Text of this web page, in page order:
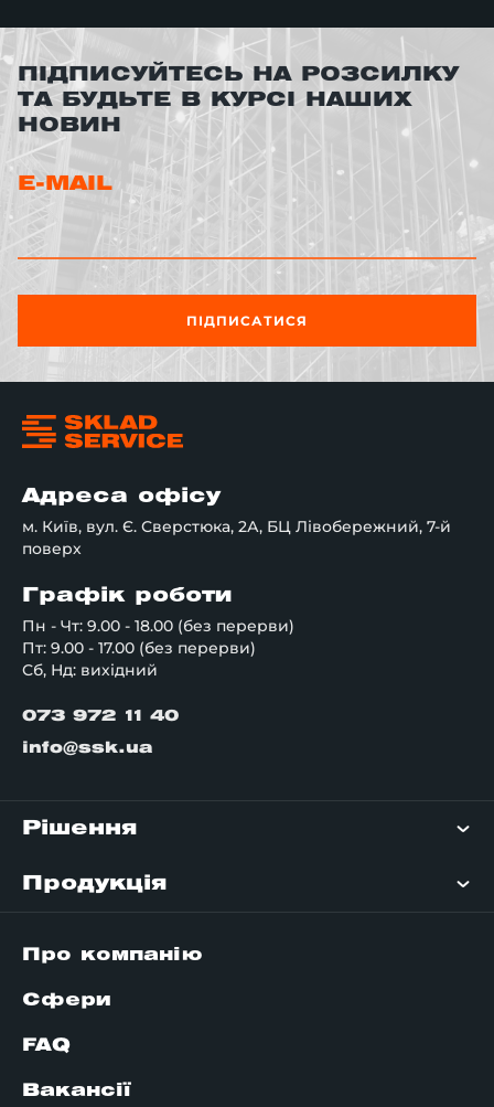
ПІДПИСУЙТЕСЬ НА РОЗСИЛКУ
ТА БУДЬТЕ В КУРСІ НАШИХ
НОВИН
E-MAIL
ПІДПИСАТИСЯ
Адреса офісу
м. Київ, вул. Є. Сверстюка, 2А, БЦ Лівобережний, 7-й
поверх
Графік роботи
Пн - Чт: 9.00 - 18.00 (без перерви)
Пт: 9.00 - 17.00 (без перерви)
Сб, Нд: вихідний
073 972 11 40
info@ssk.ua
Рішення
Продукція
Про компанію
Сфери
FAQ
Вакансії